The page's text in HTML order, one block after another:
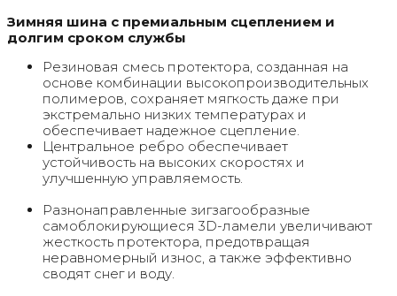
Зимняя шина с премиальным сцеплением и
долгим сроком службы
Резиновая смесь протектора, созданная на
основе комбинации высокопроизводительных
полимеров, сохраняет мягкость даже при
экстремально низких температурах и
обеспечивает надежное сцепление.
Центральное ребро обеспечивает
устойчивость на высоких скоростях и
улучшенную управляемость.
Разнонаправленные зигзагообразные
самоблокирующиеся 3D-ламели увеличивают
жесткость протектора, предотвращая
неравномерный износ, а также эффективно
сводят снег и воду.